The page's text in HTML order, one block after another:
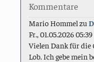
Kommentare
Mario Hommel zu
Fr., 01.05.2026 05:39
Vielen Dank für die
Lob. Ich gebe mein